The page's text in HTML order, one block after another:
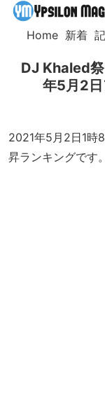
Home 新着
DJ Khaled
年5月2
2021年5月2日1時
昇ランキングです。